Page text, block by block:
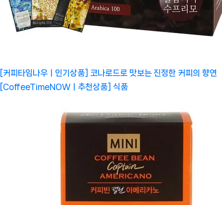
[커피타임나우ㅣ인기상품] 코나로드로 맛보는 진정한 커피의 향연
[CoffeeTimeNOWㅣ추천상품] 식품